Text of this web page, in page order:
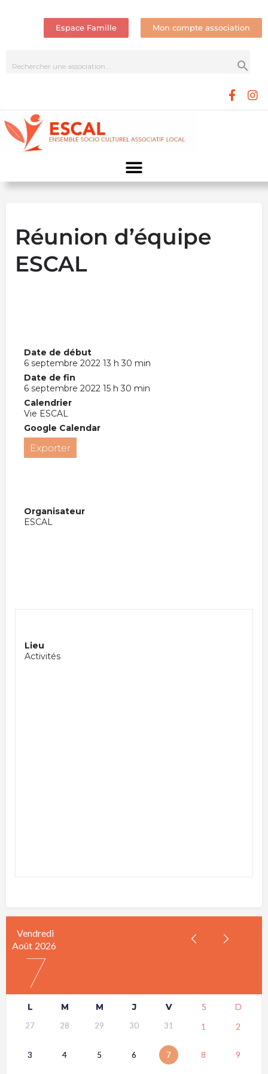
Espace Famille Mon compte association
Réunion d’équipe
ESCAL
Date de début
6 septembre 2022 13 h 30 min
Date de fin
6 septembre 2022 15 h 30 min
Calendrier
Vie ESCAL
Google Calendar
Exporter
Organisateur
ESCAL
Lieu
Activités
Vendredi
Août 2026
7
L M M J V S D
27 28 29 30 31 1 2
3 4 5 6 7 8 9